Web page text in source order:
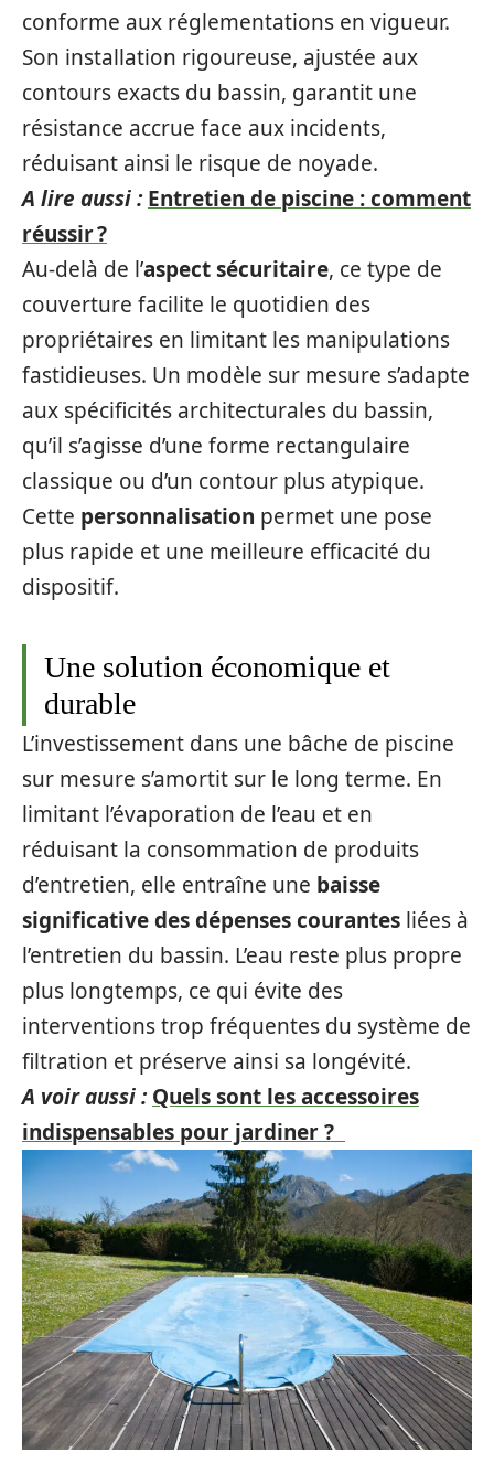
conforme aux réglementations en vigueur.
Son installation rigoureuse, ajustée aux
contours exacts du bassin, garantit une
résistance accrue face aux incidents,
réduisant ainsi le risque de noyade.
A lire aussi : Entretien de piscine : comment
réussir ?
Au-delà de l’aspect sécuritaire, ce type de
couverture facilite le quotidien des
propriétaires en limitant les manipulations
fastidieuses. Un modèle sur mesure s’adapte
aux spécificités architecturales du bassin,
qu’il s’agisse d’une forme rectangulaire
classique ou d’un contour plus atypique.
Cette personnalisation permet une pose
plus rapide et une meilleure efficacité du
dispositif.
Une solution économique et
durable
L’investissement dans une bâche de piscine
sur mesure s’amortit sur le long terme. En
limitant l’évaporation de l’eau et en
réduisant la consommation de produits
d’entretien, elle entraîne une baisse
significative des dépenses courantes liées à
l’entretien du bassin. L’eau reste plus propre
plus longtemps, ce qui évite des
interventions trop fréquentes du système de
filtration et préserve ainsi sa longévité.
A voir aussi : Quels sont les accessoires
indispensables pour jardiner ?